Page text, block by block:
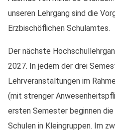
unseren Lehrgang sind die
Erzbischöflichen Schulamtes.
Der nächste
2027. In jedem der drei
Lehrveranstaltungen im
(mit strenger
ersten Semester beginnen
Schulen in Kleingruppen. Im